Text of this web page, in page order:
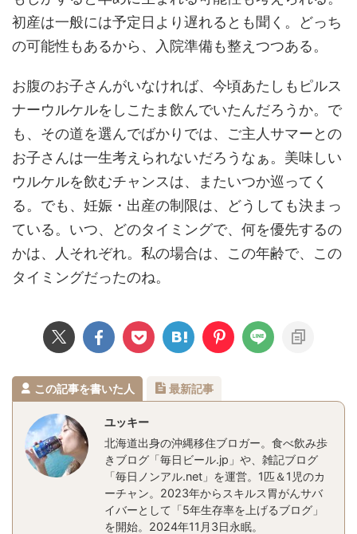
初産は一般には予定日より遅れるとも聞く。どっち
の可能性もあるから、入院準備も整えつつある。
お腹のお子さんがいなければ、今頃あたしもピルス
ナーウルケルをしこたま飲んでいたんだろうか。で
も、その道を選んでばかりでは、ご主人サマーとの
お子さんは一生考えられないだろうなぁ。美味しい
ウルケルを飲むチャンスは、またいつか巡ってく
る。でも、妊娠・出産の制限は、どうしても決まっ
ている。いつ、どのタイミングで、何を優先するの
かは、人それぞれ。私の場合は、この年齢で、この
タイミングだったのね。
この記事を書いた人 最新記事
ユッキー
北海道出身の沖縄移住ブロガー。食べ飲み歩
きブログ「毎日ビール.jp」や、雑記ブログ
「毎日ノンアル.net」を運営。1匹＆1児のカ
ーチャン。2023年からスキルス胃がんサバ
イバーとして「5年生存率を上げるブログ」
を開始。2024年11月3日永眠。